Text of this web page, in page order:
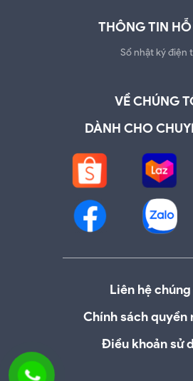
THÔNG TIN HỖ
Sổ nhật ký điện
VỀ CHÚNG
DÀNH CHO
Liên hệ
Chính sách quyền
Điều khoản sử